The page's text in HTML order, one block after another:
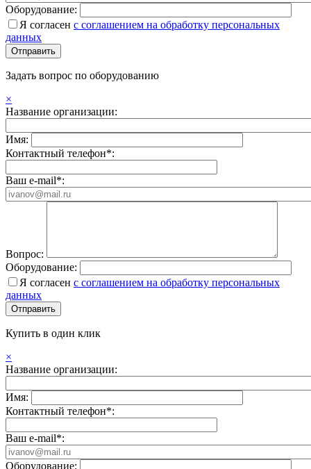
Оборудование:
Я согласен с соглашением на обработку персональных
данных
Задать вопрос по оборудованию
×
Название организации:
Имя:
Контактный телефон*:
Ваш e-mail*:
Вопрос:
Оборудование:
Я согласен с соглашением на обработку персональных
данных
Купить в один клик
×
Название организации:
Имя:
Контактный телефон*:
Ваш e-mail*:
Оборудование: